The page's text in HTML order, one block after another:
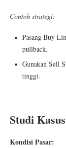
Contoh strategi:
Pasang Buy
pullback.
Gunakan Sell
tinggi.
Studi
Kondisi Pasar: